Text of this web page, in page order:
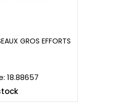
GROS EFFORTS
18.88657